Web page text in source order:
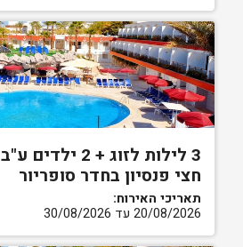
3 לילות לזוג + 2 ילדים ע"ב
חצי פנסיון בחדר סופריור
תאריכי האירוח:
20/08/2026 עד 30/08/2026